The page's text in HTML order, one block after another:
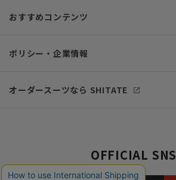
おすすめコンテンツ
ポリシー・企業情報
オーダースーツなら SHITATE
OFFICIAL SNS